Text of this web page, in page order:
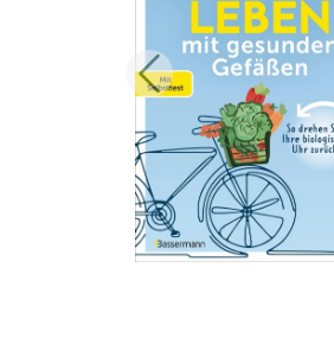
Zurück